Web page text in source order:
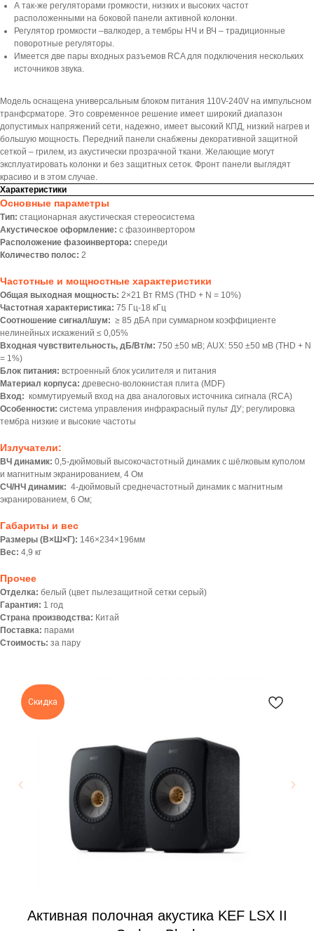
А так-же регуляторами громкости, низких и высоких частот
расположенными на боковой панели активной колонки.
Регулятор громкости –валкодер, а тембры НЧ и ВЧ – традиционные
поворотные регуляторы.
Имеется две пары входных разъемов RCA для подключения нескольких
источников звука.
Модель оснащена универсальным блоком питания 110V-240V на импульсном
транфсрматоре. Это современное решение имеет широкий диапазон
допустимых напряжений сети, надежно, имеет высокий КПД, низкий нагрев и
большую мощность. Передний панели снабжены декоративной защитной
сеткой – грилем, из акустически прозрачной ткани. Желающие могут
эксплуатировать колонки и без защитных сеток. Фронт панели выглядят
красиво и в этом случае.
Характеристики
Основные параметры
Тип: стационарная акустическая стереосистема
Акустическое оформление: с фазоинвертором
Расположение фазоинвертора: спереди
Количество полос: 2
Частотные и мощностные характеристики
Общая выходная мощность: 2×21 Вт RMS (THD + N = 10%)
Частотная характеристика: 75 Гц-18 кГц
Соотношение сигнал/шум: ≥ 85 дБА при суммарном коэффициенте
нелинейных искажений ≤ 0,05%
Входная чувствительность, дБ/Вт/м: 750 ±50 мВ; AUX: 550 ±50 мВ (THD + N
= 1%)
Блок питания: встроенный блок усилителя и питания
Материал корпуса: древесно-волокнистая плита (MDF)
Вход: коммутируемый вход на два аналоговых источника сигнала (RCA)
Особенности: система управления инфракрасный пульт ДУ; регулировка
тембра низкие и высокие частоты
Излучатели:
ВЧ динамик: 0,5-дюймовый высокочастотный динамик с шёлковым куполом
и магнитным экранированием, 4 Ом
СЧ/НЧ динамик: 4-дюймовый среднечастотный динамик с магнитным
экранированием, 6 Ом;
Габариты и вес
Размеры (В×Ш×Г): 146×234×196мм
Вес: 4,9 кг
Прочее
Отделка: белый (цвет пылезащитной сетки серый)
Гарантия: 1 год
Страна производства: Китай
Поставка: парами
Стоимость: за пару
Скидка
Активная полочная акустика KEF LSX II